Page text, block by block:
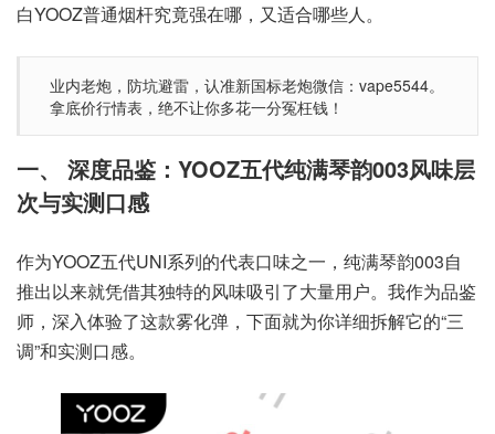
白YOOZ普通烟杆究竟强在哪，又适合哪些人。
业内老炮，防坑避雷，认准新国标老炮微信：vape5544。
拿底价行情表，绝不让你多花一分冤枉钱！
一、 深度品鉴：YOOZ五代纯满琴韵003风味层
次与实测口感
作为YOOZ五代UNI系列的代表口味之一，纯满琴韵003自
推出以来就凭借其独特的风味吸引了大量用户。我作为品鉴
师，深入体验了这款雾化弹，下面就为你详细拆解它的“三
调”和实测口感。